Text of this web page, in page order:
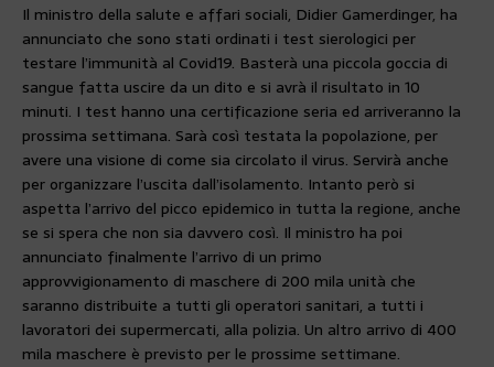
Il ministro della salute e affari sociali, Didier Gamerdinger, ha
annunciato che sono stati ordinati i test sierologici per
testare l’immunità al Covid19. Basterà una piccola goccia di
sangue fatta uscire da un dito e si avrà il risultato in 10
minuti. I test hanno una certificazione seria ed arriveranno la
prossima settimana. Sarà così testata la popolazione, per
avere una visione di come sia circolato il virus. Servirà anche
per organizzare l’uscita dall’isolamento. Intanto però si
aspetta l’arrivo del picco epidemico in tutta la regione, anche
se si spera che non sia davvero così. Il ministro ha poi
annunciato finalmente l’arrivo di un primo
approvvigionamento di maschere di 200 mila unità che
saranno distribuite a tutti gli operatori sanitari, a tutti i
lavoratori dei supermercati, alla polizia. Un altro arrivo di 400
mila maschere è previsto per le prossime settimane.